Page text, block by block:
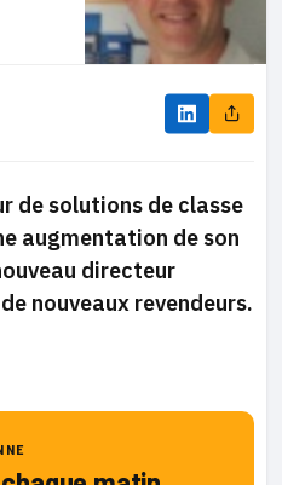
de solutions de classe
augmentation de son
directeur
nouveaux revendeurs.